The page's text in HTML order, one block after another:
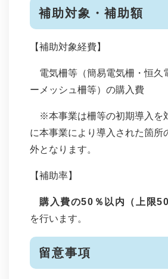
補助対象・補助額
【補助対象経費】
電気柵等（簡易電気柵・恒久
ーメッシュ柵等）の購入費
※本事業は柵等の初期導入を
に本事業により導入された箇所
外となります。
【補助率】
購入費の50％以内（上限50
を行います。
留意事項